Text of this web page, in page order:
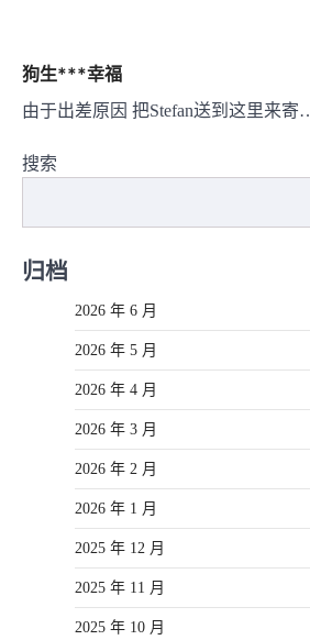
狗生***幸福
由于出差原因 把Stefan送到这里来寄
搜索
归档
2026 年 6 月
2026 年 5 月
2026 年 4 月
2026 年 3 月
2026 年 2 月
2026 年 1 月
2025 年 12 月
2025 年 11 月
2025 年 10 月